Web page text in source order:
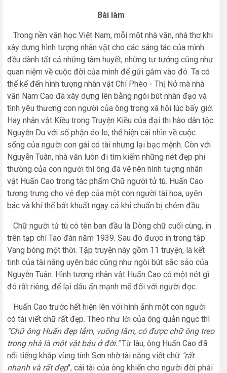
Bài làm
Trong nền văn học Việt Nam, mỗi một nhà văn, nhà thơ khi
xây dựng hình tượng nhân vật cho các sáng tác của mình
đều dành tất cả những tâm huyết, những tư tưởng cũng như
quan niệm về cuộc đời của mình để gửi gắm vào đó. Ta có
thể kể đến hình tượng nhân vật Chí Phèo - Thị Nở mà nhà
văn Nam Cao đã xây dựng lên bằng ngòi bút nhân đạo và
tình yêu thương con người của ông trong xã hội lúc bấy giờ.
Hay nhân vật Kiều trong Truyện Kiều của đại thi hào dân tộc
Nguyễn Du với số phận éo le, thể hiện cái nhìn về cuộc
sống của người con gái có tài nhưng lại bạc mệnh. Còn với
Nguyễn Tuân, nhà văn luôn đi tìm kiếm những nét đẹp phi
thường của con người thì ông đã vẽ nên hình tượng nhân
vật Huấn Cao trong tác phẩm Chữ người tử tù. Huấn Cao
tượng trưng cho vẻ đẹp của một con người tài hoa, uyên
bác và khí thế bất khuất ngay cả khi chuẩn bị chém đầu.
Chữ người tử tù có tên ban đầu là Dòng chữ cuối cùng, in
trên tạp chí Tao đàn năm 1939. Sau đó được in trong tập
Vang bóng một thời. Tập truyện này gồm 11 truyện, là kết
tinh của tài năng uyên bác cũng như ngòi bút sắc sảo của
Nguyễn Tuân. Hình tượng nhân vật Huấn Cao có một nét gì
đó rất riêng, để lại dấu ấn mạnh mẽ đối với người đọc.
Huấn Cao trước hết hiện lên với hình ảnh một con người
có tài viết chữ rất đẹp. Theo như lời của ông quản ngục thì
"Chữ ông Huấn đẹp lắm, vuông lắm, có được chữ ông treo
trong nhà là một vật báu ở đời."Từ lâu, ông Huấn Cao đã
nổi tiếng khắp vùng tỉnh Sơn nhờ tài năng viết chữ "rất
nhanh và rất đẹp", cái tài của ông khiến cho người đời phải